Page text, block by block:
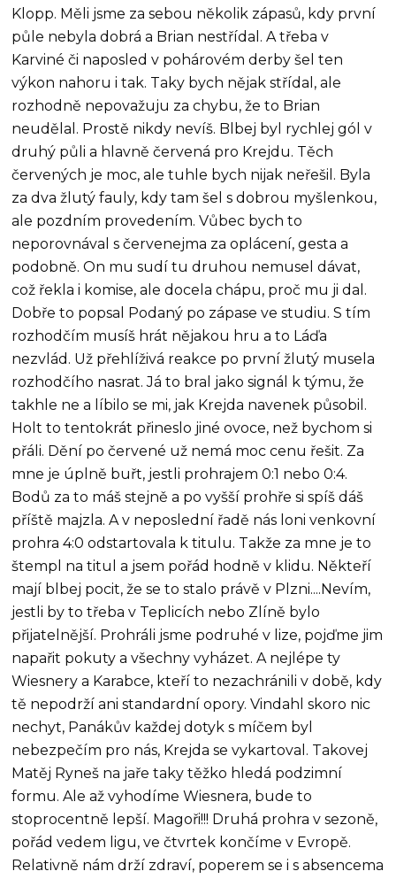
Klopp. Měli jsme za sebou několik zápasů, kdy první
půle nebyla dobrá a Brian nestřídal. A třeba v
Karviné či naposled v pohárovém derby šel ten
výkon nahoru i tak. Taky bych nějak střídal, ale
rozhodně nepovažuju za chybu, že to Brian
neudělal. Prostě nikdy nevíš. Blbej byl rychlej gól v
druhý půli a hlavně červená pro Krejdu. Těch
červených je moc, ale tuhle bych nijak neřešil. Byla
za dva žlutý fauly, kdy tam šel s dobrou myšlenkou,
ale pozdním provedením. Vůbec bych to
neporovnával s červenejma za oplácení, gesta a
podobně. On mu sudí tu druhou nemusel dávat,
což řekla i komise, ale docela chápu, proč mu ji dal.
Dobře to popsal Podaný po zápase ve studiu. S tím
rozhodčím musíš hrát nějakou hru a to Láďa
nezvlád. Už přehlíživá reakce po první žlutý musela
rozhodčího nasrat. Já to bral jako signál k týmu, že
takhle ne a líbilo se mi, jak Krejda navenek působil.
Holt to tentokrát přineslo jiné ovoce, než bychom si
přáli. Dění po červené už nemá moc cenu řešit. Za
mne je úplně buřt, jestli prohrajem 0:1 nebo 0:4.
Bodů za to máš stejně a po vyšší prohře si spíš dáš
příště majzla. A v neposlední řadě nás loni venkovní
prohra 4:0 odstartovala k titulu. Takže za mne je to
štempl na titul a jsem pořád hodně v klidu. Někteří
mají blbej pocit, že se to stalo právě v Plzni....Nevím,
jestli by to třeba v Teplicích nebo Zlíně bylo
přijatelnější. Prohráli jsme podruhé v lize, pojďme jim
napařit pokuty a všechny vyházet. A nejlépe ty
Wiesnery a Karabce, kteří to nezachránili v době, kdy
tě nepodrží ani standardní opory. Vindahl skoro nic
nechyt, Panákův každej dotyk s míčem byl
nebezpečím pro nás, Krejda se vykartoval. Takovej
Matěj Ryneš na jaře taky těžko hledá podzimní
formu. Ale až vyhodíme Wiesnera, bude to
stoprocentně lepší. Magoři!!! Druhá prohra v sezoně,
pořád vedem ligu, ve čtvrtek končíme v Evropě.
Relativně nám drží zdraví, poperem se i s absencema